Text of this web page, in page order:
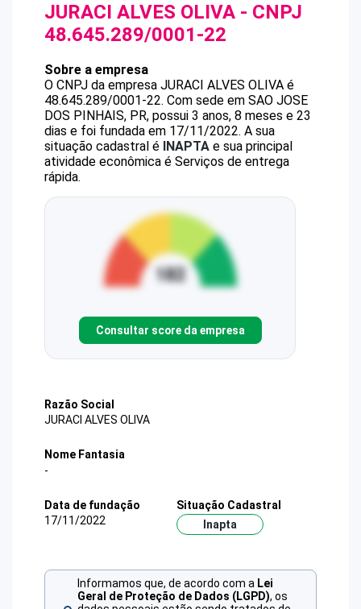
JURACI ALVES OLIVA - CNPJ
48.645.289/0001-22
Sobre a empresa
O CNPJ da empresa JURACI ALVES OLIVA é
48.645.289/0001-22. Com sede em SAO JOSE
DOS PINHAIS, PR, possui 3 anos, 8 meses e 23
dias e foi fundada em 17/11/2022. A sua
situação cadastral é INAPTA e sua principal
atividade econômica é Serviços de entrega
rápida.
Consultar score da empresa
Razão Social
JURACI ALVES OLIVA
Nome Fantasia
-
Data de fundação
17/11/2022
Situação Cadastral
Inapta
Informamos que, de acordo com a Lei
Geral de Proteção de Dados (LGPD), os